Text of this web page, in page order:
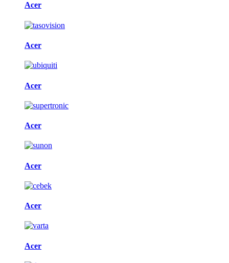
Acer
Acer
Acer
Acer
Acer
Acer
Acer